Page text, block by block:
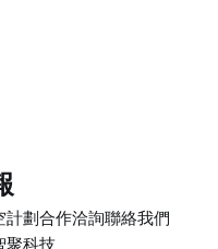
計劃合作洽詢聯絡我們
聚科技